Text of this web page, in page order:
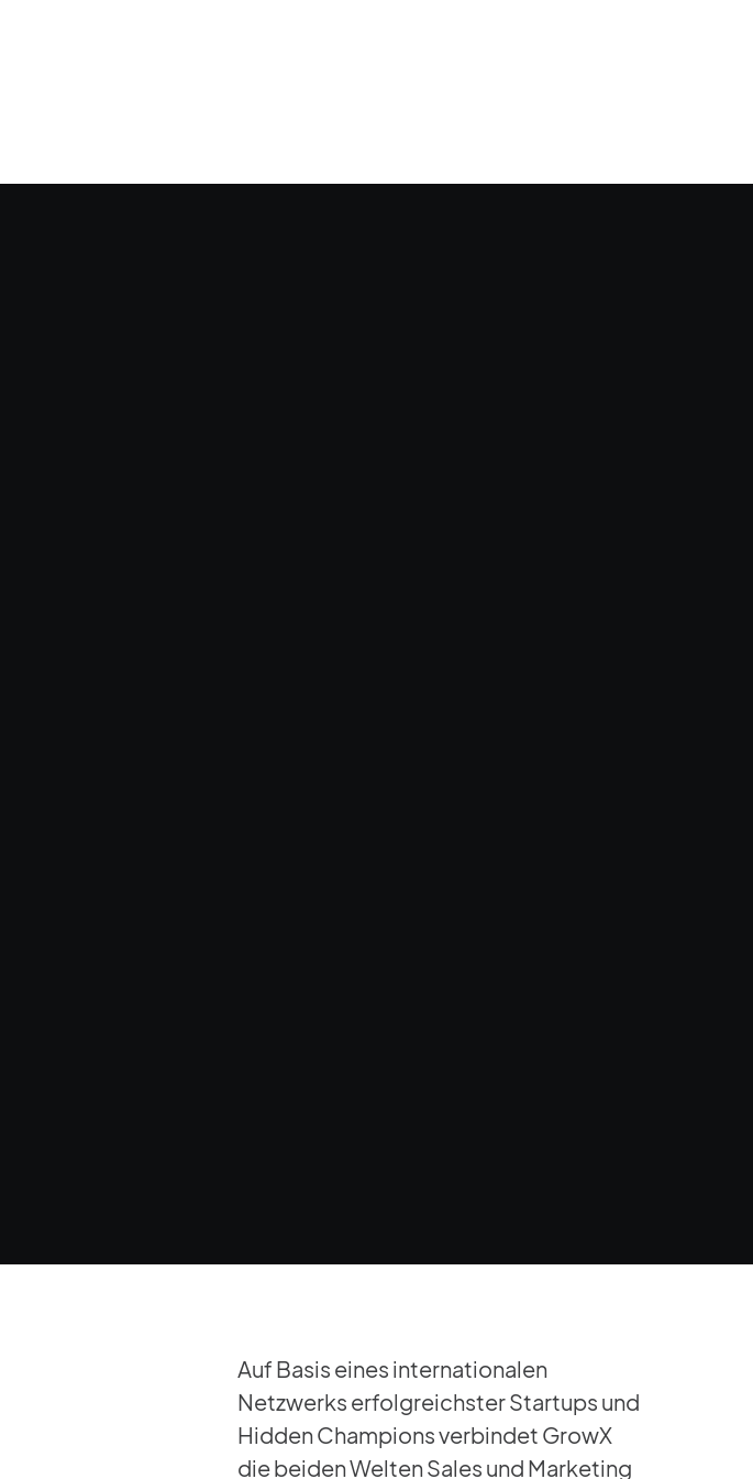
Auf Basis eines internationalen
Netzwerks erfolgreichster Startups und
Hidden Champions verbindet GrowX
die beiden Welten Sales und Marketing